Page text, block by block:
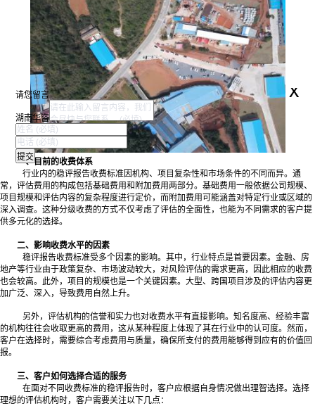
一、目前的收费体系
行业内的稳评报告收费标准因机构、项目复杂性和市场条件的不同而异。通
常，评估费用的构成包括基础费用和附加费用两部分。基础费用一般依据公司规模、
项目规模和评估内容的复杂程度进行定价，而附加费用可能涵盖对特定行业或区域的
深入调查。这种分级收费的方式不仅考虑了评估的全面性，也能为不同需求的客户提
供多元化的选择。
二、影响收费水平的因素
稳评报告收费标准受多个因素的影响。其中，行业特点是首要因素。金融、房
地产等行业由于政策复杂、市场波动较大，对风险评估的需求更高，因此相应的收费
也会较高。此外，项目的规模也是一个关键因素。大型、跨国项目涉及的评估内容更
加广泛、深入，导致费用自然上升。
另外，评估机构的信誉和实力也对收费水平有直接影响。知名度高、经验丰富
的机构往往会收取更高的费用，这从某种程度上体现了其在行业中的认可度。然而，
客户在选择时，需要综合考虑费用与质量，确保所支付的费用能够得到应有的价值回
报。
三、客户如何选择合适的服务
在面对不同收费标准的稳评报告时，客户应根据自身情况做出理智选择。选择
理想的评估机构时，客户需要关注以下几点：
请您留言 x
湖南华咨